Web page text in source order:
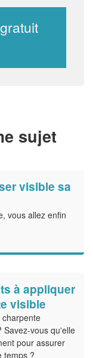
sujet
visible sa
vous allez enfin
à appliquer
visible
charpente
Savez-vous qu'elle
pour assurer
temps ?